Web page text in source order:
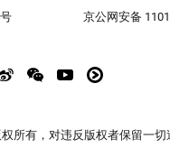
京公网安备
所有，对违反版权者保留一切